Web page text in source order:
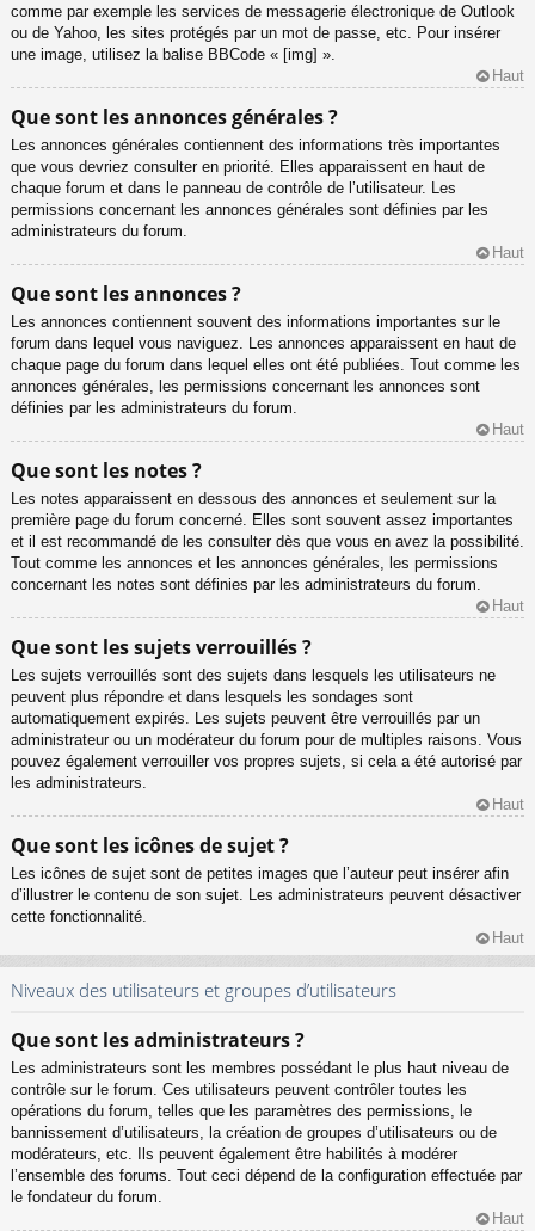
comme par exemple les services de messagerie électronique de Outlook
ou de Yahoo, les sites protégés par un mot de passe, etc. Pour insérer
une image, utilisez la balise BBCode « [img] ».
Haut
Que sont les annonces générales ?
Les annonces générales contiennent des informations très importantes
que vous devriez consulter en priorité. Elles apparaissent en haut de
chaque forum et dans le panneau de contrôle de l’utilisateur. Les
permissions concernant les annonces générales sont définies par les
administrateurs du forum.
Haut
Que sont les annonces ?
Les annonces contiennent souvent des informations importantes sur le
forum dans lequel vous naviguez. Les annonces apparaissent en haut de
chaque page du forum dans lequel elles ont été publiées. Tout comme les
annonces générales, les permissions concernant les annonces sont
définies par les administrateurs du forum.
Haut
Que sont les notes ?
Les notes apparaissent en dessous des annonces et seulement sur la
première page du forum concerné. Elles sont souvent assez importantes
et il est recommandé de les consulter dès que vous en avez la possibilité.
Tout comme les annonces et les annonces générales, les permissions
concernant les notes sont définies par les administrateurs du forum.
Haut
Que sont les sujets verrouillés ?
Les sujets verrouillés sont des sujets dans lesquels les utilisateurs ne
peuvent plus répondre et dans lesquels les sondages sont
automatiquement expirés. Les sujets peuvent être verrouillés par un
administrateur ou un modérateur du forum pour de multiples raisons. Vous
pouvez également verrouiller vos propres sujets, si cela a été autorisé par
les administrateurs.
Haut
Que sont les icônes de sujet ?
Les icônes de sujet sont de petites images que l’auteur peut insérer afin
d’illustrer le contenu de son sujet. Les administrateurs peuvent désactiver
cette fonctionnalité.
Haut
Niveaux des utilisateurs et groupes d’utilisateurs
Que sont les administrateurs ?
Les administrateurs sont les membres possédant le plus haut niveau de
contrôle sur le forum. Ces utilisateurs peuvent contrôler toutes les
opérations du forum, telles que les paramètres des permissions, le
bannissement d’utilisateurs, la création de groupes d’utilisateurs ou de
modérateurs, etc. Ils peuvent également être habilités à modérer
l’ensemble des forums. Tout ceci dépend de la configuration effectuée par
le fondateur du forum.
Haut